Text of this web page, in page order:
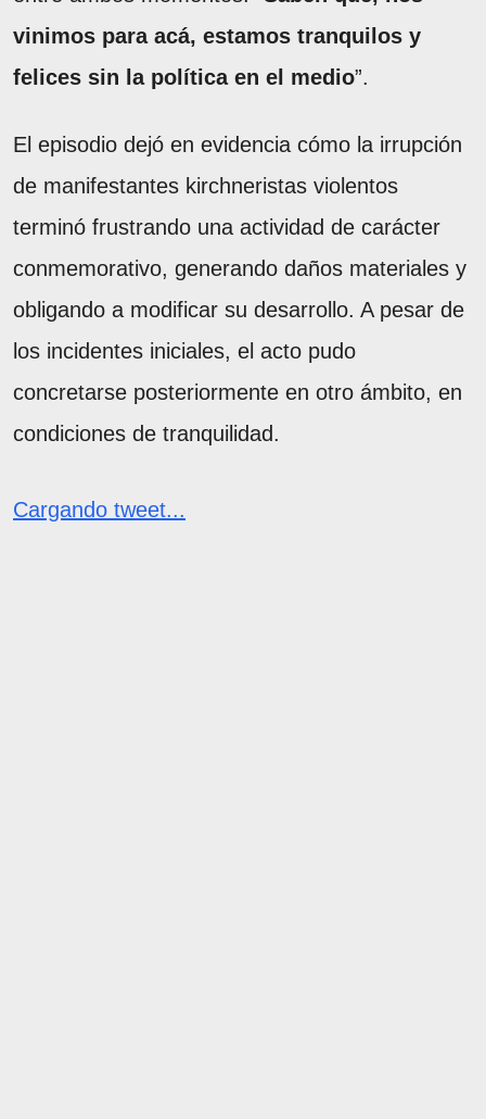
vinimos para acá, estamos tranquilos y
felices sin la política en el medio”.
El episodio dejó en evidencia cómo la irrupción
de manifestantes kirchneristas violentos
terminó frustrando una actividad de carácter
conmemorativo, generando daños materiales y
obligando a modificar su desarrollo. A pesar de
los incidentes iniciales, el acto pudo
concretarse posteriormente en otro ámbito, en
condiciones de tranquilidad.
Cargando tweet...